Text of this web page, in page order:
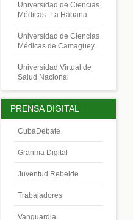
Universidad de Ciencias
Médicas -La Habana
Universidad de Ciencias
Médicas de Camagüey
Universidad Virtual de
Salud Nacional
PRENSA DIGITAL
CubaDebate
Granma Digital
Juventud Rebelde
Trabajadores
Vanguardia